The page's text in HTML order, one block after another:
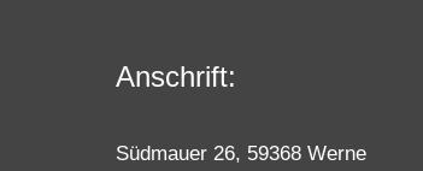
Anschrift:
Südmauer 26, 59368 Werne